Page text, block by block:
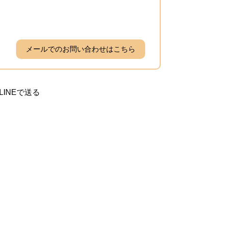
メールでのお問い合わせはこちら
LINEで送る